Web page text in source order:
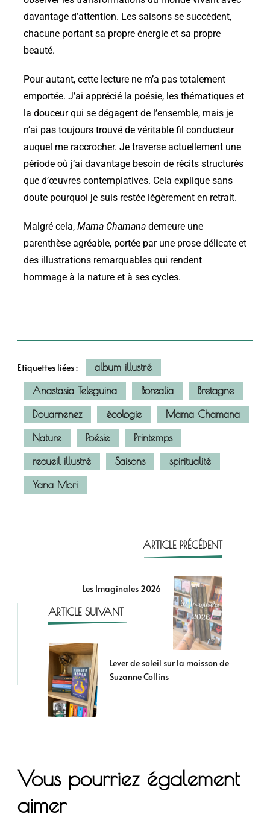
davantage d’attention. Les saisons se succèdent,
chacune portant sa propre énergie et sa propre
beauté.
Pour autant, cette lecture ne m’a pas totalement
emportée. J’ai apprécié la poésie, les thématiques et
la douceur qui se dégagent de l’ensemble, mais je
n’ai pas toujours trouvé de véritable fil conducteur
auquel me raccrocher. Je traverse actuellement une
période où j’ai davantage besoin de récits structurés
que d’œuvres contemplatives. Cela explique sans
doute pourquoi je suis restée légèrement en retrait.
Malgré cela, Mama Chamana demeure une
parenthèse agréable, portée par une prose délicate et
des illustrations remarquables qui rendent
hommage à la nature et à ses cycles.
Etiquettes liées :
album illustré
Anastasia Teleguina
Borealia
Bretagne
Douarnenez
écologie
Mama Chamana
Nature
Poésie
Printemps
recueil illustré
Saisons
spiritualité
Yana Mori
ARTICLE PRÉCÉDENT
Les Imaginales 2026
ARTICLE SUIVANT
Lever de soleil sur la moisson de
Suzanne Collins
Vous pourriez également
aimer